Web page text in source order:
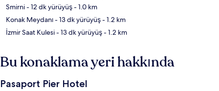
Smirni- 12 dk yürüyüş- 1.0 km
Konak Meydanı- 13 dk yürüyüş- 1.2 km
İzmir Saat Kulesi- 13 dk yürüyüş- 1.2 km
Bu konaklama yeri hakkında
Pasaport Pier Hotel